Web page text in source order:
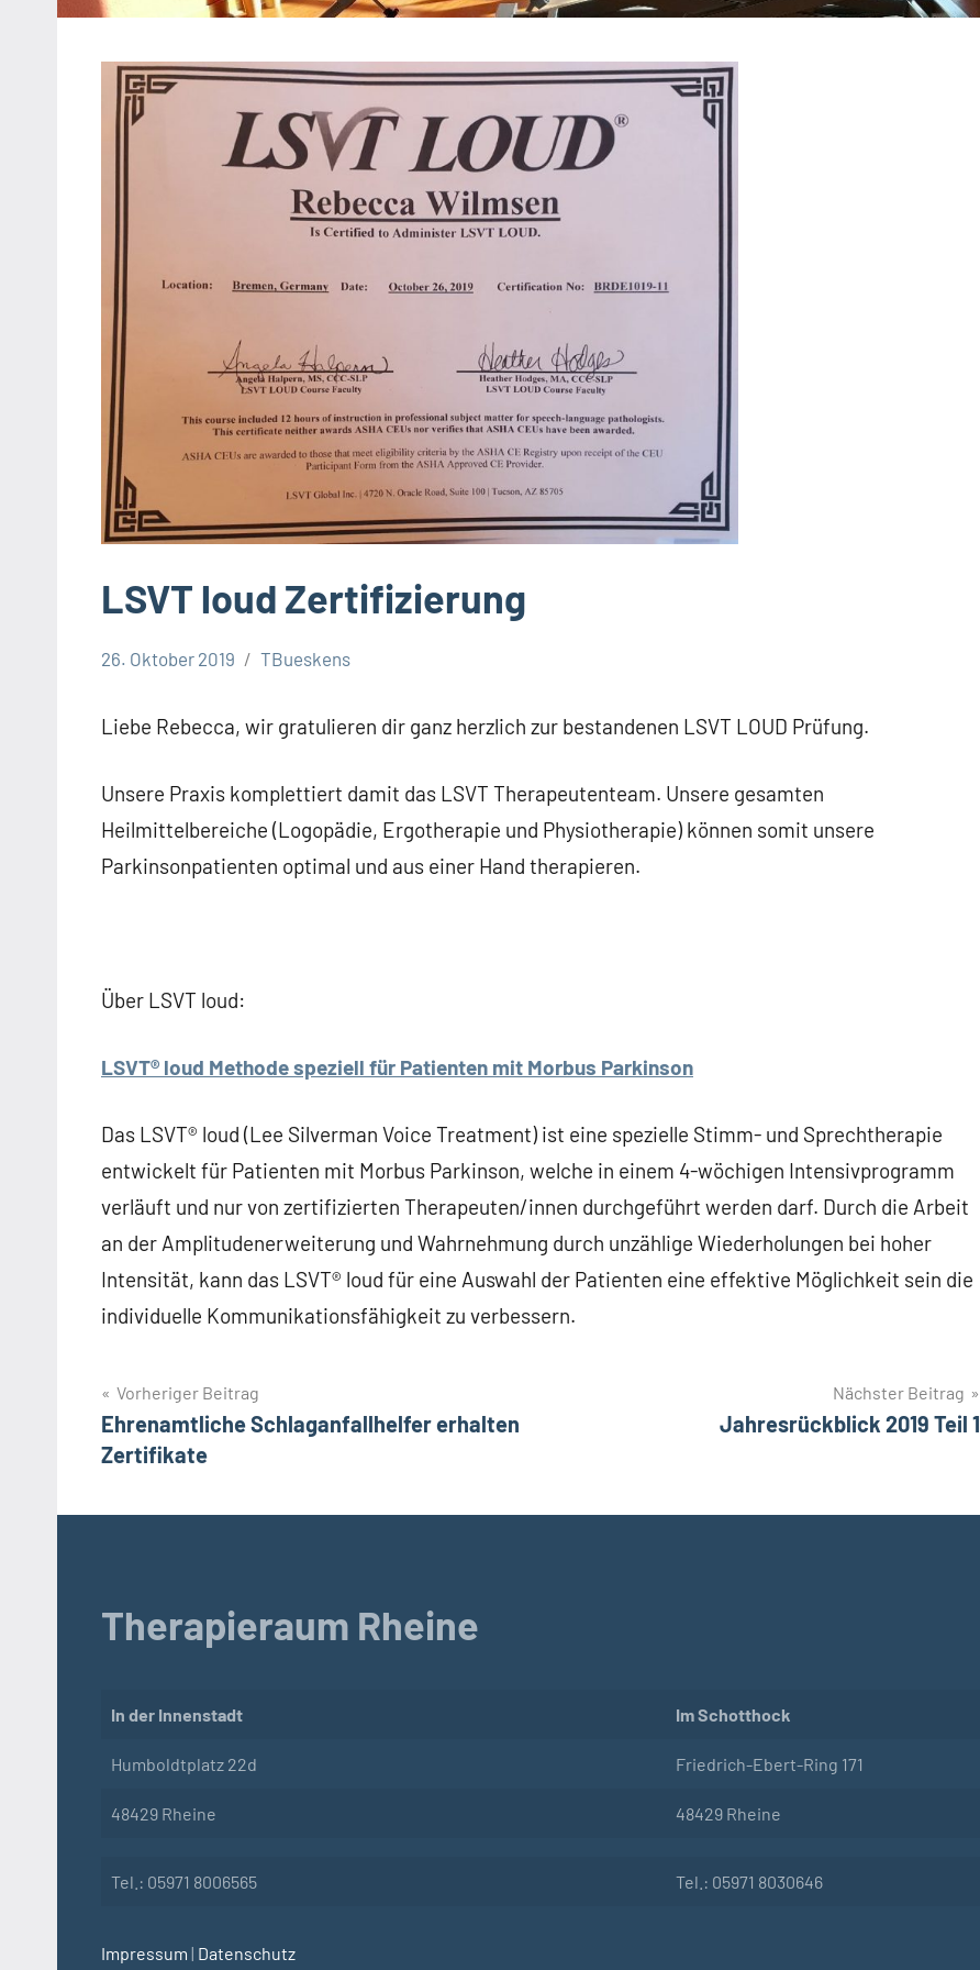
LSVT loud Zertifizierung
26. Oktober 2019 TBueskens
Liebe Rebecca, wir gratulieren dir ganz herzlich zur bestandenen LSVT LOUD Prüfung.
Unsere Praxis komplettiert damit das LSVT Therapeutenteam. Unsere gesamten
Heilmittelbereiche (Logopädie, Ergotherapie und Physiotherapie) können somit unsere
Parkinsonpatienten optimal und aus einer Hand therapieren.
Über LSVT loud:
LSVT® loud Methode speziell für Patienten mit Morbus Parkinson
Das LSVT® loud (Lee Silverman Voice Treatment) ist eine spezielle Stimm- und Sprechtherapie
entwickelt für Patienten mit Morbus Parkinson, welche in einem 4-wöchigen Intensivprogramm
verläuft und nur von zertifizierten Therapeuten/innen durchgeführt werden darf. Durch die Arbeit
an der Amplitudenerweiterung und Wahrnehmung durch unzählige Wiederholungen bei hoher
Intensität, kann das LSVT® loud für eine Auswahl der Patienten eine effektive Möglichkeit sein die
individuelle Kommunikationsfähigkeit zu verbessern.
Beitragsnavigation
Vorheriger Beitrag
Ehrenamtliche Schlaganfallhelfer erhalten
Zertifikate
Nächster Beitrag
Jahresrückblick 2019 Teil 1
Therapieraum Rheine
In der Innenstadt Im Schotthock
Humboldtplatz 22d Friedrich-Ebert-Ring 171
48429 Rheine 48429 Rheine
Tel.: 05971 8006565 Tel.: 05971 8030646
Impressum | Datenschutz